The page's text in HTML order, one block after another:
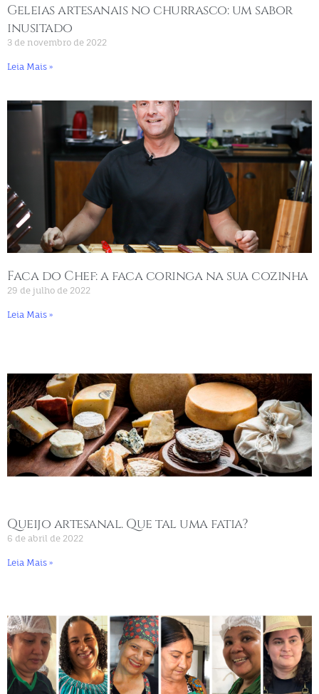
Geleias artesanais no churrasco: um sabor
inusitado
3 de novembro de 2022
Leia Mais »
Faca do Chef: a faca coringa na sua cozinha
29 de julho de 2022
Leia Mais »
Queijo artesanal. Que tal uma fatia?
6 de abril de 2022
Leia Mais »